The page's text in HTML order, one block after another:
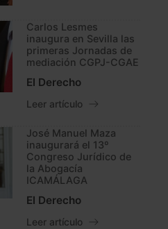
Carlos Lesmes
inaugura en Sevilla las
primeras Jornadas de
mediación CGPJ-CGAE
El Derecho
Leer artículo
José Manuel Maza
inaugurará el 13º
Congreso Jurídico de
la Abogacía
ICAMÁLAGA
El Derecho
Leer artículo